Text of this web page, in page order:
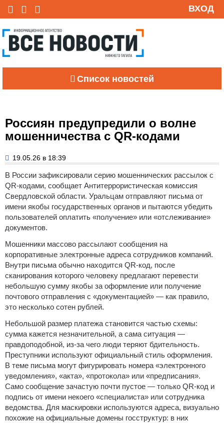
ВХОД
Список новостей
Россиян предупредили о волне
мошенничества с QR-кодами
19.05.26 в 18:39
В России зафиксировали серию мошеннических рассылок с
QR-кодами, сообщает Антитеррористическая комиссия
Свердловской области. Уральцам отправляют письма от
имени якобы государственных органов и пытаются убедить
пользователей оплатить «получение» или «отслеживание»
документов.
Мошенники массово рассылают сообщения на
корпоративные электронные адреса сотрудников компаний.
Внутри письма обычно находится QR-код, после
сканирования которого человеку предлагают перевести
небольшую сумму якобы за оформление или получение
почтового отправления с «документацией» — как правило,
это несколько сотен рублей.
Небольшой размер платежа становится частью схемы:
сумма кажется незначительной, а сама ситуация —
правдоподобной, из-за чего люди теряют бдительность.
Преступники используют официальный стиль оформления.
В теме письма могут фигурировать номера «электронного
уведомления», «акта», «протокола» или «предписания».
Само сообщение зачастую почти пустое — только QR-код и
подпись от имени некоего «специалиста» или сотрудника
ведомства. Для маскировки используются адреса, визуально
похожие на официальные домены госструктур: в них